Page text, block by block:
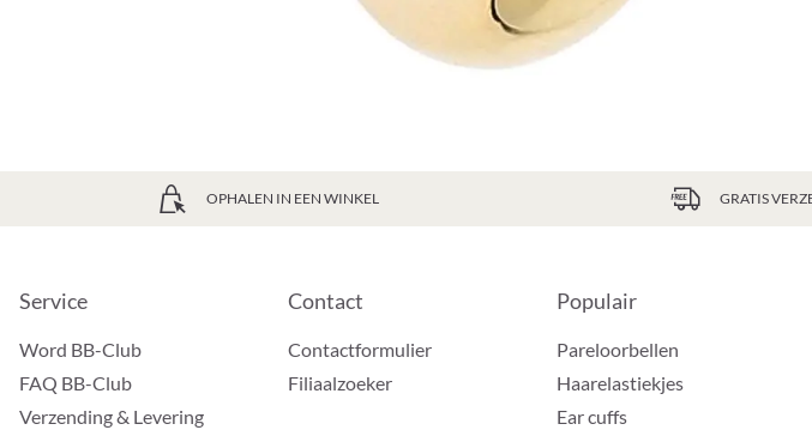
OPHALEN IN EEN WINKEL GRATIS
Service
Word BB-Club
FAQ BB-Club
Verzending & Levering
Contact
Contactformulier
Filiaalzoeker
Populair
Pareloorbellen
Haarelastiekjes
Ear cuffs